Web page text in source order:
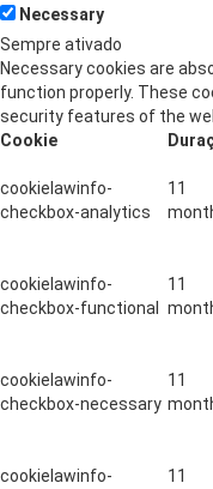
Necessary
Sempre ativado
Necessary cookies are
function properly. These
security features of the
Cookie
cookielawinfo-
checkbox-analytics
11
cookielawinfo-
checkbox-functional
11
cookielawinfo-
checkbox-necessary
11
cookielawinfo-
11